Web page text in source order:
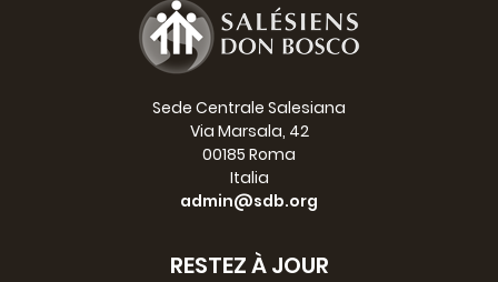
Sede Centrale Salesiana
Via Marsala, 42
00185 Roma
Italia
admin@sdb.org
RESTEZ À JOUR